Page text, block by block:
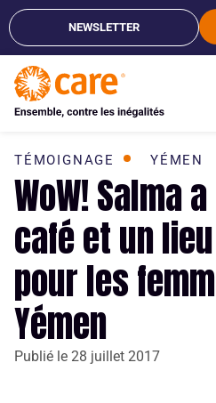
NEWSLETTER
TÉMOIGNAGE YÉMEN
WoW! Salma
café et un
pour les
Yémen
Publié le 28 juillet 2017